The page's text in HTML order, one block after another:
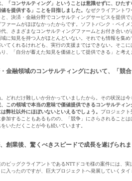
、「コンサルティング」ということは意識せずに、ひたす
を提供する」ことを目指しました。 なぜクライアントワ
、決済・金融分野でコンサルティングサービスを提供で
ファームがほぼなかったからです。ソフトバンク・ペイメ
代、さまざまなコンサルティングファームとお付き合いが
に知見を持つ人がほとんどいない。それでも情報を集め
てくれるけれども、実行の支援まではできない。そこに
、「自分が蓄えた知見を価値として提供できる」と考え
融領域のコンサルティングにおいて、「競
。どれだけ難しいか分かっていましたから。その状況は今
、この領域で本当の意味で価値提供できるコンサルティン
弊社以外にほぼいないといえるでしょう。 プロジェクト
加することもあるものの、「競争」にさらされることは
いただくことが今も続いています。
業後、驚くべきスピードで成長を遂げられま
のビッグクライアントであるNTTドコモ様の案件には、
に入ったのですが、巨大プロジェクトへ発展していくタ